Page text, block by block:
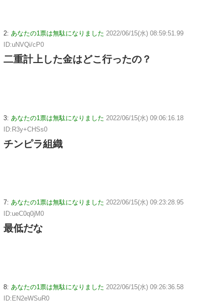
2: あなたの1票は無駄になりました 2022/06/15(水) 08:59:51.99
ID:uNVQi/cP0
二重計上した金はどこ行ったの？
3: あなたの1票は無駄になりました 2022/06/15(水) 09:06:16.18
ID:R3y+CHSs0
チンピラ組織
7: あなたの1票は無駄になりました 2022/06/15(水) 09:23:28.95
ID:ueC0q0jM0
最低だな
8: あなたの1票は無駄になりました 2022/06/15(水) 09:26:36.58
ID:EN2eWSuR0